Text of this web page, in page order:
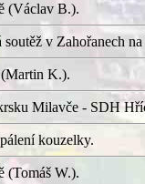
(Václav B.).
soutěž v Zahořanech
K.).
Milavče - SDH
kouzelky.
(Tomáš W.).